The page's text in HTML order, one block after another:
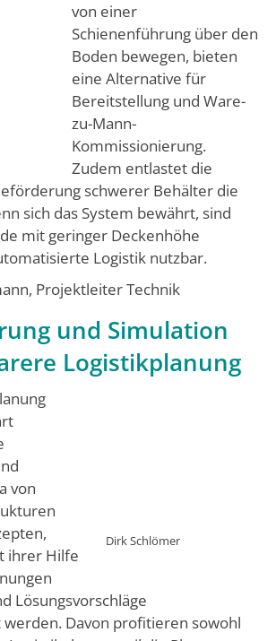
von einer
Schienenführung über den
Boden bewegen, bieten
eine Alternative für
Bereitstellung und Ware-
zu-Mann-
Kommissionierung.
Zudem entlastet die
schwerer Behälter die
sich das System bewährt, sind
mit geringer Deckenhöhe
Logistik nutzbar.
Projektleiter Technik
und Simulation
Logistikplanung
Dirk Schlömer
von
ihrer Hilfe
Lösungsvorschläge
werden. Davon profitieren sowohl